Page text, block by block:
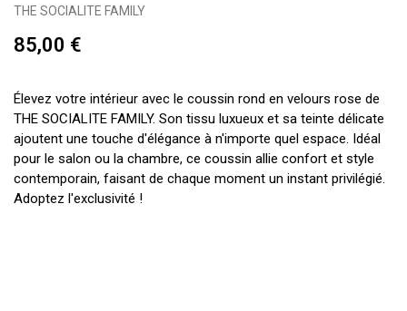
THE SOCIALITE FAMILY
85,00 €
Élevez votre intérieur avec le coussin rond en velours rose de
THE SOCIALITE FAMILY. Son tissu luxueux et sa teinte délicate
ajoutent une touche d'élégance à n'importe quel espace. Idéal
pour le salon ou la chambre, ce coussin allie confort et style
contemporain, faisant de chaque moment un instant privilégié.
Adoptez l'exclusivité !